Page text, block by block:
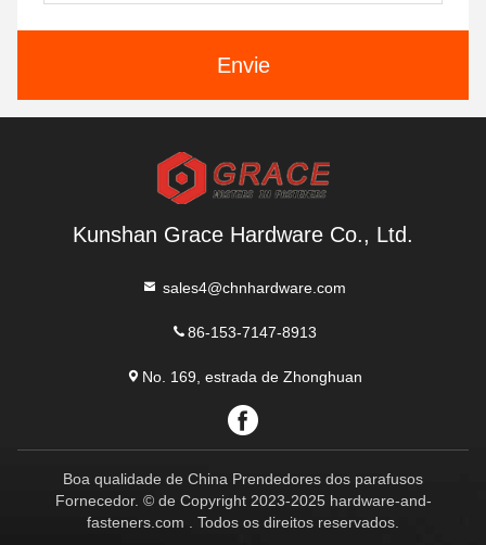
Envie
Kunshan Grace Hardware Co., Ltd.
sales4@chnhardware.com
86-153-7147-8913
No. 169, estrada de Zhonghuan
Boa qualidade de China Prendedores dos parafusos
Fornecedor. © de Copyright 2023-2025 hardware-and-
fasteners.com . Todos os direitos reservados.